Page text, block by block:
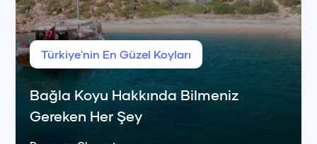
Türkiye'nin En Güzel Koyları
Bağla Koyu Hakkında Bilmeniz
Gereken Her Şey